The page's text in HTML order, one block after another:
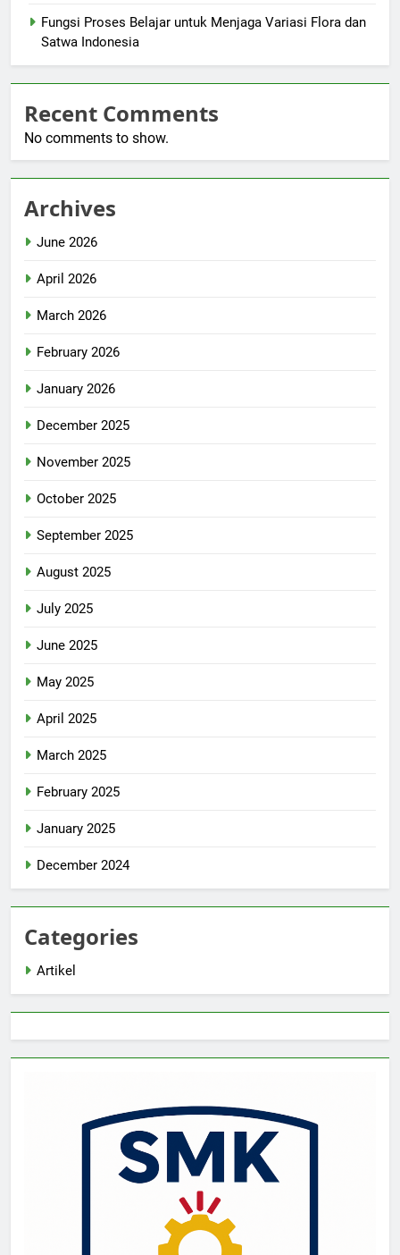
Fungsi Proses Belajar untuk Menjaga Variasi Flora dan
Satwa Indonesia
Recent Comments
No comments to show.
Archives
June 2026
April 2026
March 2026
February 2026
January 2026
December 2025
November 2025
October 2025
September 2025
August 2025
July 2025
June 2025
May 2025
April 2025
March 2025
February 2025
January 2025
December 2024
Categories
Artikel